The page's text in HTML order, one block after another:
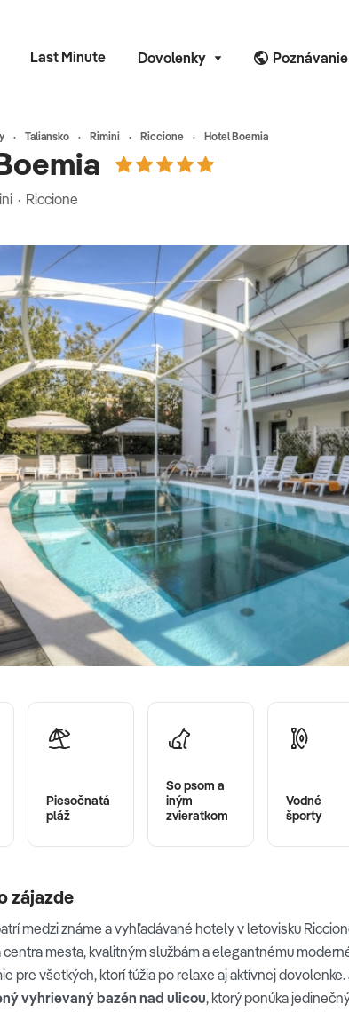
Last Minute Dovolenky
Taliansko Rimini Riccione Hotel Boemia
· Riccione
Piesočnatá
pláž
So psom a
iným
zvieratkom
Vodné
športy
zájazde
medzi známe a vyhľadávané hotely v letovisku
centra mesta, kvalitným službám a elegantnému
pre všetkých, ktorí túžia po relaxe aj aktívnej
vyhrievaný bazén nad ulicou, ktorý ponúka